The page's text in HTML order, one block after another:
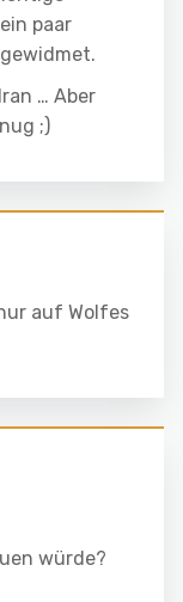
paar
… Aber
;)
auf Wolfes
würde?